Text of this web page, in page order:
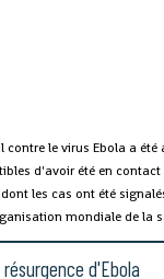
contre le virus Ebola a été
d'avoir été en contact
les cas ont été
mondiale de la
d'Ebola